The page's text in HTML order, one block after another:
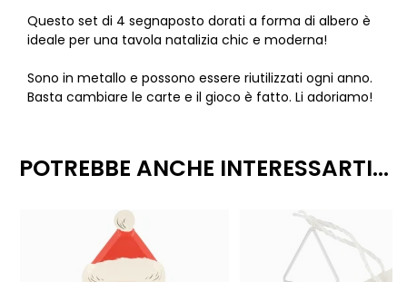
Questo set di 4 segnaposto dorati a forma di albero è
ideale per una tavola natalizia chic e moderna!
Sono in metallo e possono essere riutilizzati ogni anno.
Basta cambiare le carte e il gioco è fatto. Li adoriamo!
POTREBBE ANCHE INTERESSARTI...